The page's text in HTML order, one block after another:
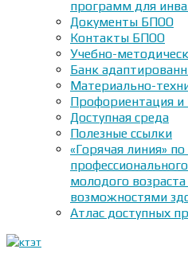
программ для
Документы БПОО
Контакты БПОО
Учебно-
Банк
Материально-
Профориентация и
Доступная среда
Полезные ссылки
«Горячая линия»
молодого
возможностями
Атлас доступных